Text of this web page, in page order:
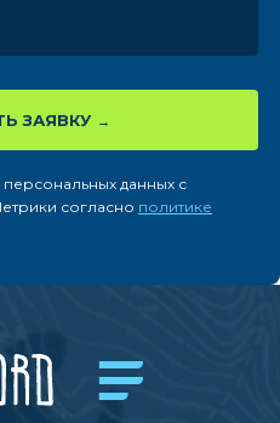
ЗАЯВКУ
данных с
согласно политике